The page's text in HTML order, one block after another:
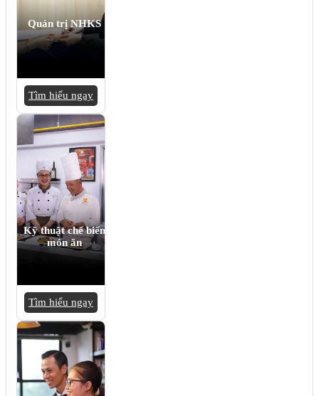
Quản trị NHKS
Tìm hiểu ngay
Kỹ thuật chế biến
món ăn
Tìm hiểu ngay